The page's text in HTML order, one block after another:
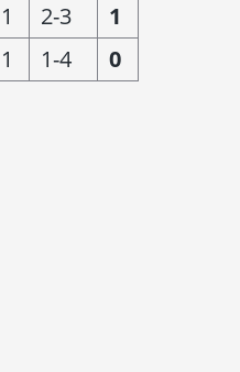
1 2-3
1
1 1-4 0